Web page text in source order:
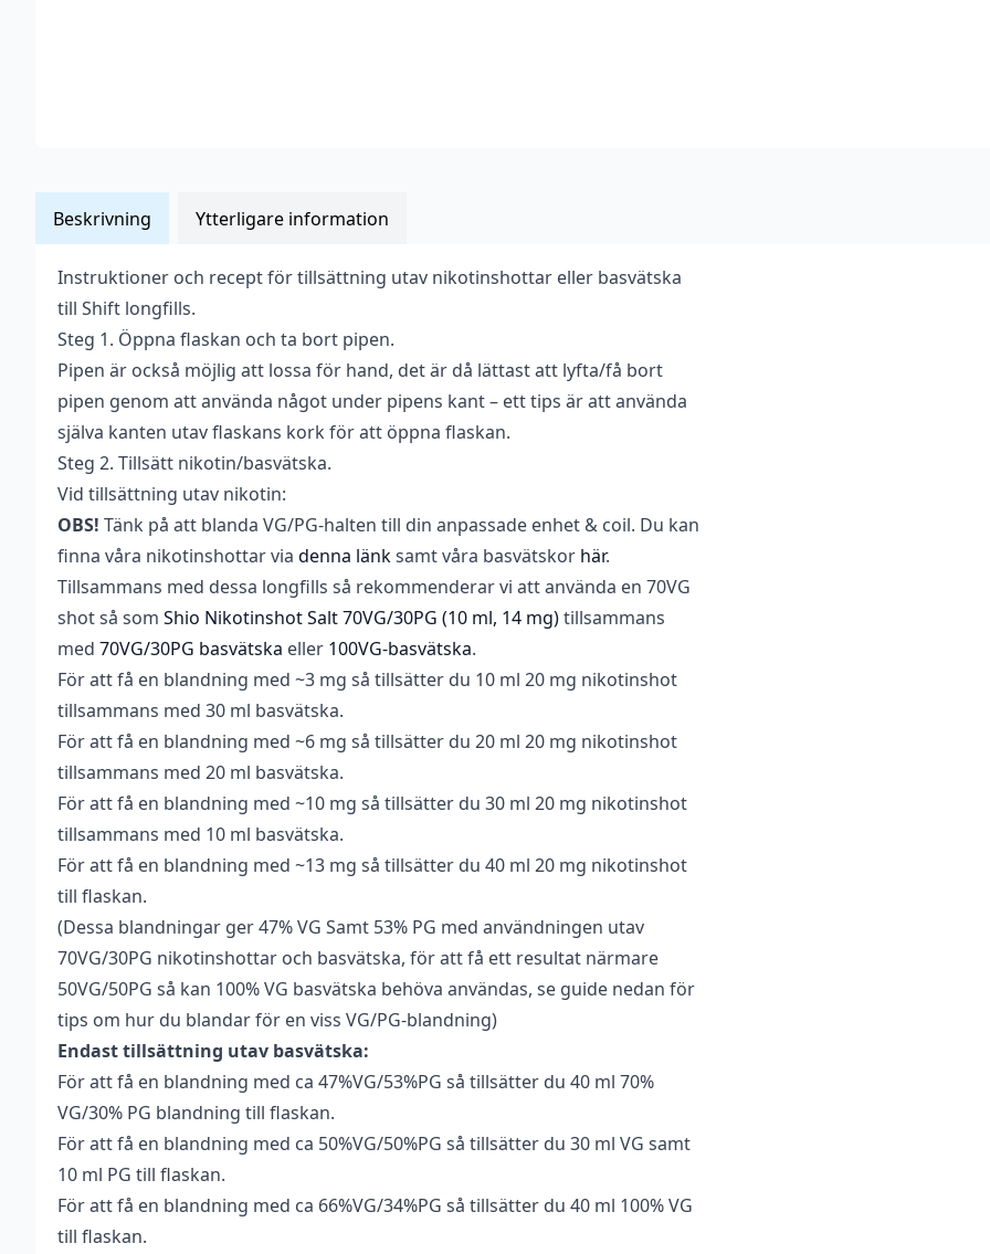
Beskrivning Ytterligare information
Instruktioner och recept för tillsättning utav nikotinshottar eller basvätska
till Shift longfills.
Steg 1. Öppna flaskan och ta bort pipen.
Pipen är också möjlig att lossa för hand, det är då lättast att lyfta/få bort
pipen genom att använda något under pipens kant – ett tips är att använda
själva kanten utav flaskans kork för att öppna flaskan.
Steg 2. Tillsätt nikotin/basvätska.
Vid tillsättning utav nikotin:
OBS! Tänk på att blanda VG/PG-halten till din anpassade enhet & coil. Du kan
finna våra nikotinshottar via denna länksamt våra basvätskor här.
Tillsammans med dessa longfills så rekommenderar vi att använda en 70VG
shot så som Shio Nikotinshot Salt 70VG/30PG (10 ml, 14 mg)tillsammans
med 70VG/30PG basvätska eller 100VG-basvätska.
För att få en blandning med ~3 mg så tillsätter du 10 ml 20 mg nikotinshot
tillsammans med 30 ml basvätska.
För att få en blandning med ~6 mg så tillsätter du 20 ml 20 mg nikotinshot
tillsammans med 20 ml basvätska.
För att få en blandning med ~10 mg så tillsätter du 30 ml 20 mg nikotinshot
tillsammans med 10 ml basvätska.
För att få en blandning med ~13 mg så tillsätter du 40 ml 20 mg nikotinshot
till flaskan.
(Dessa blandningar ger 47% VG Samt 53% PG med användningen utav
70VG/30PG nikotinshottar och basvätska, för att få ett resultat närmare
50VG/50PG så kan 100% VG basvätska behöva användas, se guide nedan för
tips om hur du blandar för en viss VG/PG-blandning)
Endast tillsättning utav basvätska:
För att få en blandning med ca 47%VG/53%PG så tillsätter du 40 ml 70%
VG/30% PG blandning till flaskan.
För att få en blandning med ca 50%VG/50%PG så tillsätter du 30 ml VG samt
10 ml PG till flaskan.
För att få en blandning med ca 66%VG/34%PG så tillsätter du 40 ml 100% VG
till flaskan.
Vikt
0,037 kg
Anpassad för
nikotinstyrka
Upp till 13,33 mg
Antal ml
20 ml
Beskrivande
Blandning
0VG / 100PG
Flaskstorlek
60 ml
Innehåller
cooling
Ja
Smakprofil Mentol ,Tobak
Tillverkare
Vapes.se
Tillverkningsland Sverige
Typ
Utrymme för
nikotinshots